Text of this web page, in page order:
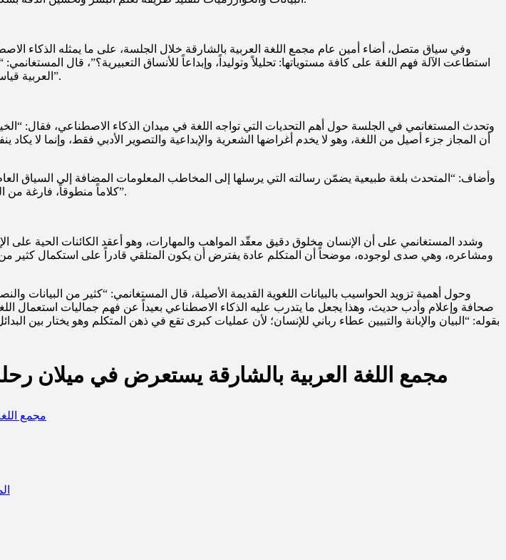
وفي سياق متصل، أضاء أمين عام مجمع اللغة العربية بالشارقة خلال الجلسة، على ما يمثله الذكاء
استطاعت الآلة فهم اللغة على كافة مستوياتها: تحليلاً وتوليداً، وإبداعاً للأنساق التعبيرية؟”، قال
العربية قياسية في كثير من ألفاظها وتراكيبها، وهي لغة معربة، بمعنى أن لها نظاماً اشتقاقياً توليدياً وكتابياً دقيقاً”.
وتحدث المستغانمي في الجلسة حول أهم التحديات التي تواجه اللغة في ميدان الذكاء الاصطناعي، فقال:
أن المجاز جزء أصيل من اللغة، وهو لا يخدم أغراضها الشعرية والإبداعية والتصوير الأدبي فقط، وإنما
وأضاف: “المتحدث بلغة طبيعية يضمّن رسالته التي يرسلها إلى المخاطب المعلومات المضافة إلى السياق
كلاماً منطوقاً، فارغة من السياق، وبذلك تكون المعلومات المتاحة للآلة، والتي تحاول معالجة اللغة الطبيعية ناقصة نقصاً فادحاً”.
وشدد المستغانمي على أن الإنسان مخلوق دقيق معقّد المواهب والمهارات، وهو أعقد الكائنات الحية
ومشاعره، وهي صدى لوجوده، موضحاً أن المتكلم عادة يفترض أن يكون المتلقي قادراً على استكمال كثير من
وحول أهمية تزويد الحواسيب بالبيانات اللغوية القديمة الأصيلة، قال المستغانمي: “كثير من البيانات
صحافة وإعلام وأدب حديث، وهذا يجعل ما يتدرب عليه الذكاء الاصطناعي بعيداً عن فهم جماليات استعمال
بقوله: “البيان والإبانة والتبيين عطاء رباني للإنسان؛ لأن عمليات كبرى تقع في ذهن المتكلم وهو يختار بين
مجمع اللغة العربية بالشارقة يستعرض في ميلان